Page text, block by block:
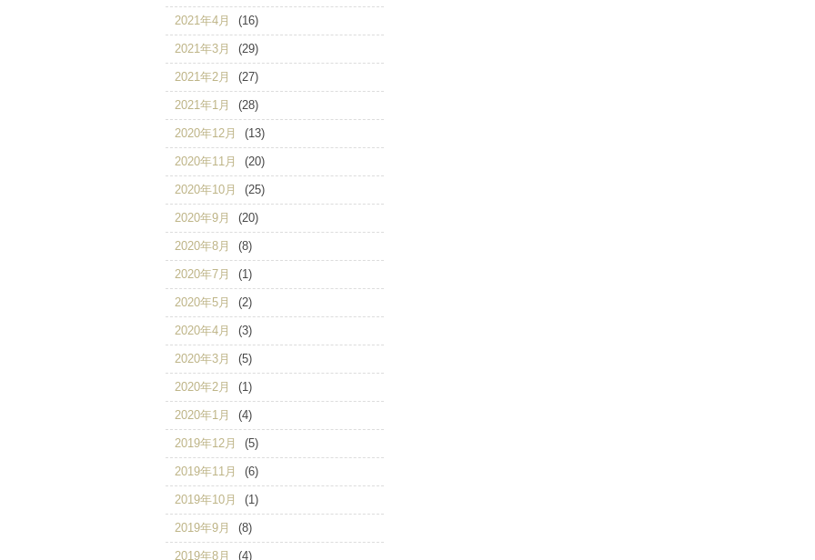
2021年4月 (16)
2021年3月 (29)
2021年2月 (27)
2021年1月 (28)
2020年12月 (13)
2020年11月 (20)
2020年10月 (25)
2020年9月 (20)
2020年8月 (8)
2020年7月 (1)
2020年5月 (2)
2020年4月 (3)
2020年3月 (5)
2020年2月 (1)
2020年1月 (4)
2019年12月 (5)
2019年11月 (6)
2019年10月 (1)
2019年9月 (8)
2019年8月 (4)